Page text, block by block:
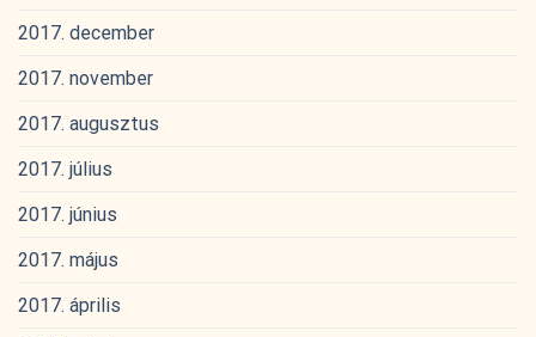
2017. december
2017. november
2017. augusztus
2017. július
2017. június
2017. május
2017. április